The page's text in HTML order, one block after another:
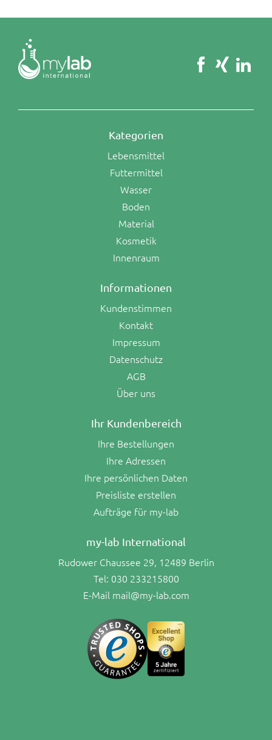
Kategorien
Lebensmittel
Futtermittel
Wasser
Boden
Material
Kosmetik
Innenraum
Informationen
Kundenstimmen
Kontakt
Impressum
Datenschutz
AGB
Über uns
Ihr Kundenbereich
Ihre Bestellungen
Ihre Adressen
Ihre persönlichen Daten
Preisliste erstellen
Aufträge für my-lab
my-lab International
Rudower Chaussee 29, 12489 Berlin
Tel: 030 233215800
E-Mail mail@my-lab.com